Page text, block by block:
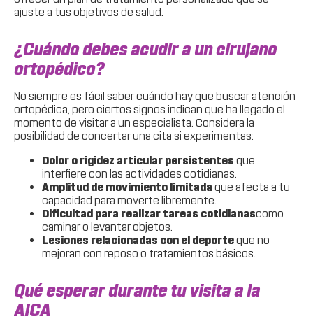
ajuste a tus objetivos de salud.
¿Cuándo debes acudir a un cirujano
ortopédico?
No siempre es fácil saber cuándo hay que buscar atención
ortopédica, pero ciertos signos indican que ha llegado el
momento de visitar a un especialista. Considera la
posibilidad de concertar una cita si experimentas:
Dolor o rigidez articular persistentes que
interfiere con las actividades cotidianas.
Amplitud de movimiento limitada que afecta a tu
capacidad para moverte libremente.
Dificultad para realizar tareas cotidianascomo
caminar o levantar objetos.
Lesiones relacionadas con el deporteque no
mejoran con reposo o tratamientos básicos.
Qué esperar durante tu visita a la
AICA